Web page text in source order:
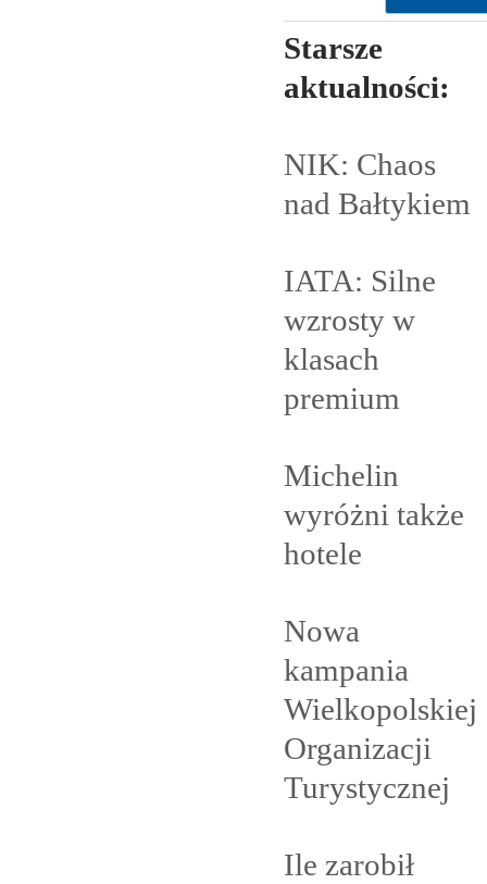
Starsze
aktualności:
NIK: Chaos
nad Bałtykiem
IATA: Silne
wzrosty w
klasach
premium
Michelin
wyróżni także
hotele
Nowa
kampania
Wielkopolskiej
Organizacji
Turystycznej
Ile zarobił